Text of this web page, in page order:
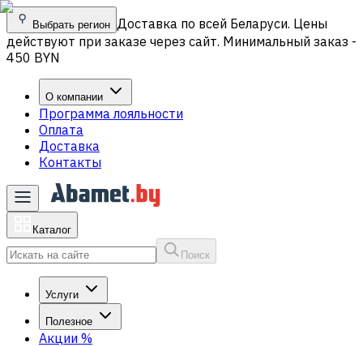
Выбрать регион Доставка по всей Беларуси. Цены
действуют при заказе через сайт. Минимальный заказ -
450 BYN
О компании
Программа лояльности
Оплата
Доставка
Контакты
Каталог
Поиск
Услуги
Полезное
Акции %